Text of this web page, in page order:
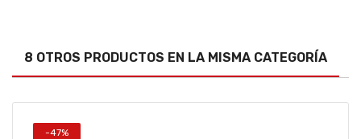
8 OTROS PRODUCTOS EN LA MISMA CATEGORÍA
-47%